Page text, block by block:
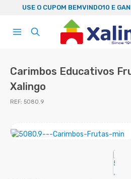
USE O CUPOM BEMVINDO10 E
Carimbos Educativos
Xalingo
REF: 5080.9